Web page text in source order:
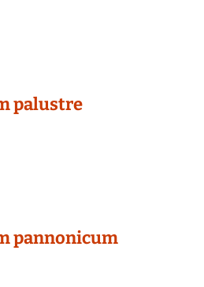
palustre
pannonicum